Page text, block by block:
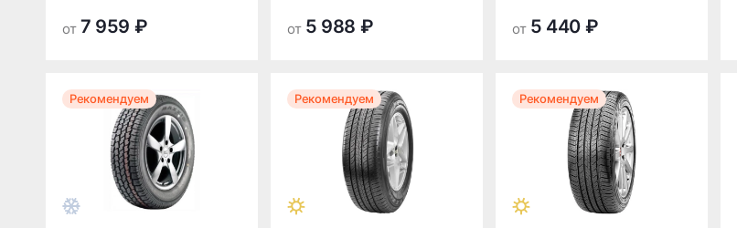
от 7 959 ₽ от 5 988 ₽ от 5 440 ₽
Рекомендуем Рекомендуем Рекомендуем